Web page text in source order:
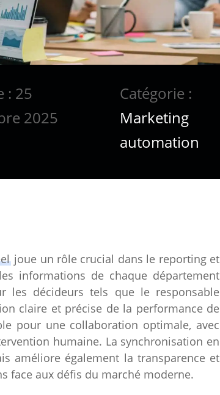
: 25
2025
Catégorie :
Marketing
automation
joue un rôle crucial dans le reporting et
informations de chaque département
les décideurs tels que le responsable
claire et précise de la performance de
pour une collaboration optimale, avec
humaine. La synchronisation en
améliore également la transparence et
face aux défis du marché moderne.